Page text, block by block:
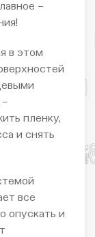
–
в этом
пленку,
и снять
все
опускать и